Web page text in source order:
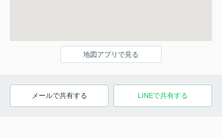
地図アプリで見る
メールで共有する LINEで共有する